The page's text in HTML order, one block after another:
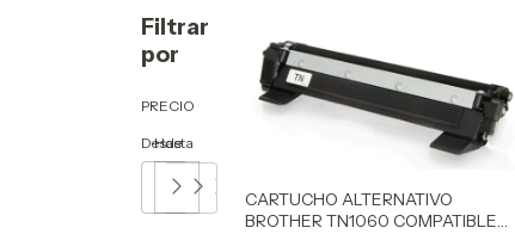
Filtrar
por
PRECIO
Desde
Hasta
CARTUCHO ALTERNATIVO
BROTHER TN1060 COMPATIBLE